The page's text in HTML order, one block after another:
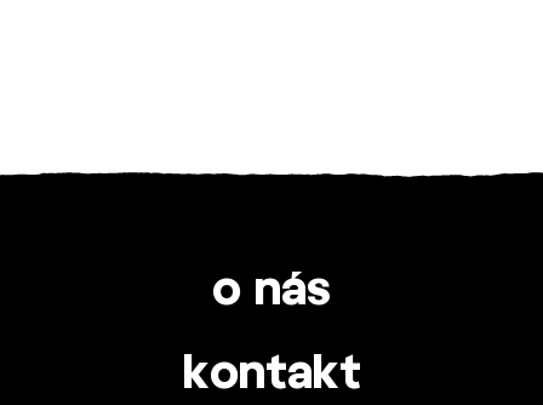
o nás
kontakt